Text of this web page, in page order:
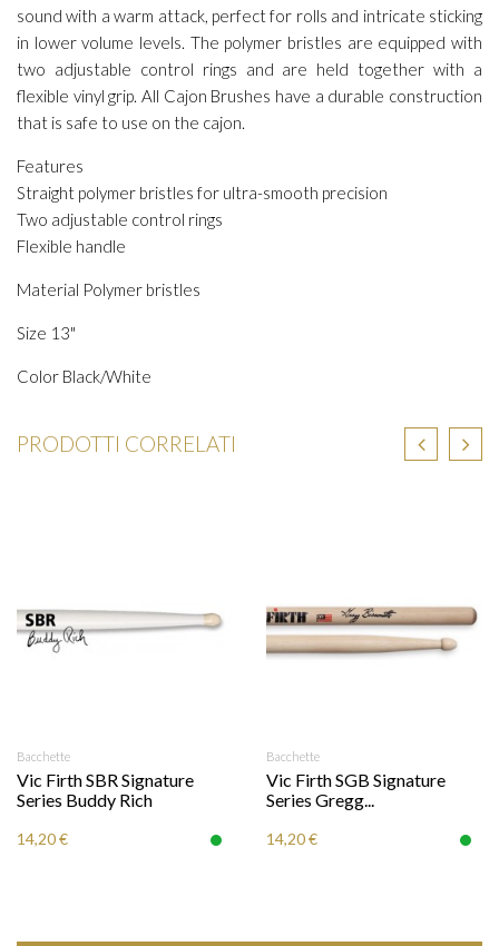
sound with a warm attack, perfect for rolls and intricate sticking
in lower volume levels. The polymer bristles are equipped with
two adjustable control rings and are held together with a
flexible vinyl grip. All Cajon Brushes have a durable construction
that is safe to use on the cajon.
Features
Straight polymer bristles for ultra-smooth precision
Two adjustable control rings
Flexible handle
Material Polymer bristles
Size 13"
Color Black/White
PRODOTTI CORRELATI
Bacchette
Vic Firth SBR Signature
Series Buddy Rich
14,20 €
Bacchette
Vic Firth SGB Signature
Series Gregg...
14,20 €